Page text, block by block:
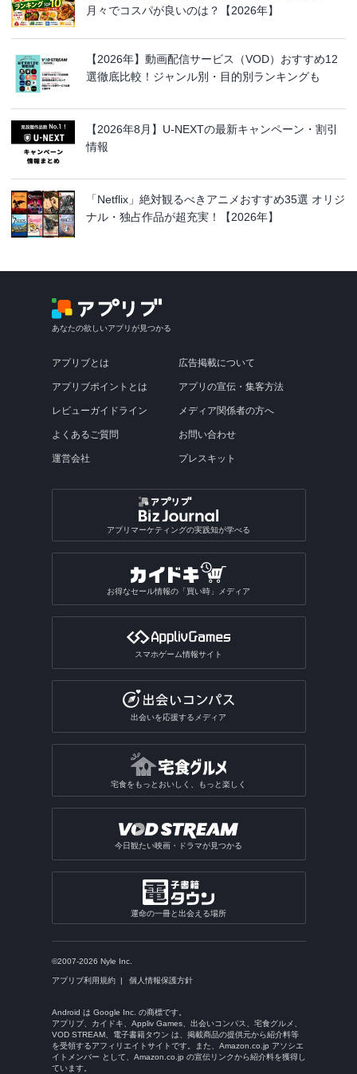
月々でコスパが良いのは？【2026年】
【2026年】動画配信サービス（VOD）おすすめ12
選徹底比較！ジャンル別・目的別ランキングも
【2026年8月】U-NEXTの最新キャンペーン・割引
情報
「Netflix」絶対観るべきアニメおすすめ35選 オリジ
ナル・独占作品が超充実！【2026年】
あなたの欲しいアプリが見つかる
アプリブとは
アプリブポイントとは
レビューガイドライン
よくあるご質問
運営会社
広告掲載について
アプリの宣伝・集客方法
メディア関係者の方へ
お問い合わせ
プレスキット
アプリマーケティングの実践知が学べる
お得なセール情報の「買い時」メディア
スマホゲーム情報サイト
出会いを応援するメディア
宅食をもっとおいしく、もっと楽しく
今日観たい映画・ドラマが見つかる
運命の一冊と出会える場所
©2007-2026 Nyle Inc.
アプリブ利用規約 個人情報保護方針
Android は Google Inc. の商標です。
アプリブ、カイドキ、Appliv Games、出会いコンパス、宅食グルメ、
VOD STREAM、電子書籍タウン は、掲載商品の提供元から紹介料等
を受領するアフィリエイトサイトです。また、Amazon.co.jp アソシエ
イトメンバー として、Amazon.co.jp の宣伝リンクから紹介料を獲得し
ています。